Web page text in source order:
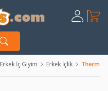
Üye
Kayıt Ol
Sepet
Erkek İç Giyim Erkek İçlik